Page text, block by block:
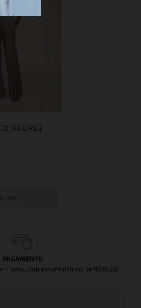
XADREZ
PAGAMENTO
juros, com parcela mínima de R$ 80,00.